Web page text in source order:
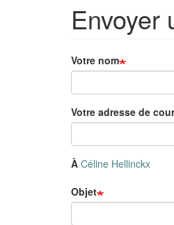
Envoyer
Votre nom
Votre adresse de
À Céline Hellinckx
Objet